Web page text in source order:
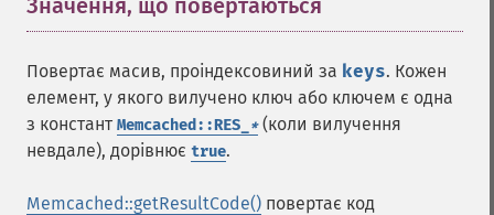
Значення, що повертаються
Повертає масив, проіндексовиний за keys. Кожен
елемент, у якого вилучено ключ або ключем є одна
з констант Memcached::RES_ *(коли вилучення
невдале), дорівнює true.
Memcached::getResultCode() повертає код